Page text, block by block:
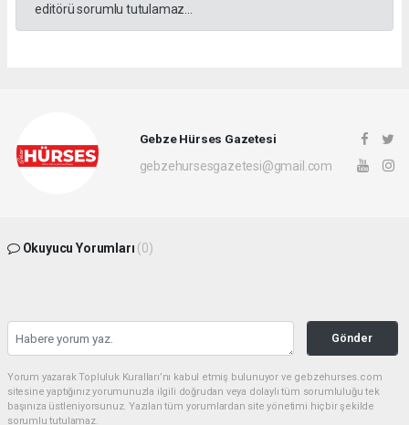
editörü sorumlu tutulamaz...
Gebze Hürses Gazetesi
gebzehursesgazetesi@gmail.com
Okuyucu Yorumları (0)
Gönder
Yorum yazarak Topluluk Kuralları’nı kabul etmiş bulunuyor ve gebzehurses.com
sitesine yaptığınız yorumunuzla ilgili doğrudan veya dolaylı tüm sorumluluğu tek
başınıza üstleniyorsunuz. Yazılan tüm yorumlardan site yönetimi hiçbir şekilde
sorumlu tutulamaz.